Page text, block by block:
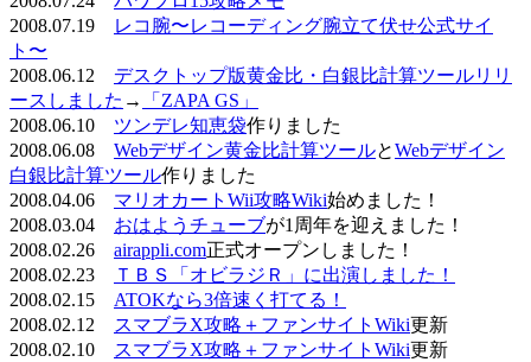
2008.07.19
レコ腕〜レコーディング腕立て伏せ公式サイ
ト〜
2008.06.12 デスクトップ版黄金比・白銀比計算ツールリリ
ースしました →
「ZAPA GS」
2008.06.10 ツンデレ知恵袋作りました
2008.06.08 Webデザイン黄金比計算ツールとWebデザイン
白銀比計算ツール作りました
2008.04.06 マリオカートWii攻略Wiki始めました！
2008.03.04 おはようチューブが1周年を迎えました！
2008.02.26 airappli.com正式オープンしました！
2008.02.23
ＴＢＳ「オビラジＲ」に出演しました！
2008.02.15 ATOKなら3倍速く打てる！
2008.02.12
スマブラX攻略＋ファンサイトWiki更新
2008.02.10
スマブラX攻略＋ファンサイトWiki更新